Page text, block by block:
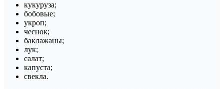
кукуруза;
бобовые;
укроп;
чеснок;
баклажаны;
лук;
салат;
капуста;
свекла.